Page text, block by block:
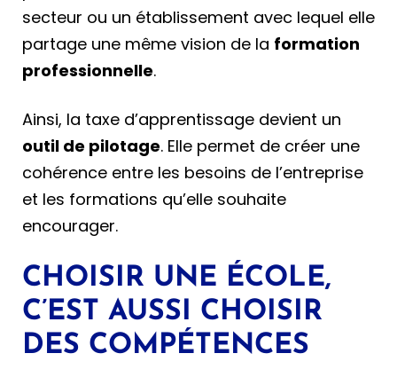
secteur ou un établissement avec lequel elle
partage une même vision de la formation
professionnelle.
Ainsi, la taxe d’apprentissage devient un
outil de pilotage. Elle permet de créer une
cohérence entre les besoins de l’entreprise
et les formations qu’elle souhaite
encourager.
CHOISIR UNE ÉCOLE,
C’EST AUSSI CHOISIR
DES COMPÉTENCES